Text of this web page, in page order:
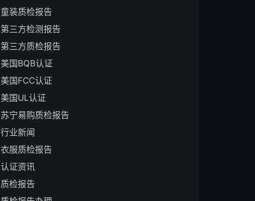
童装质检报告
第三方检测报告
第三方质检报告
美国BQB认证
美国FCC认证
美国UL认证
苏宁易购质检报告
行业新闻
衣服质检报告
认证资讯
质检报告